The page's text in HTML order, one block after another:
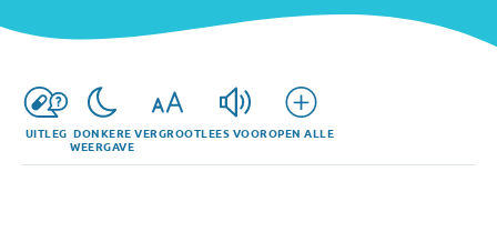
UITLEG DONKERE
WEERGAVE
VERGROOTLEES VOOROPEN ALLE